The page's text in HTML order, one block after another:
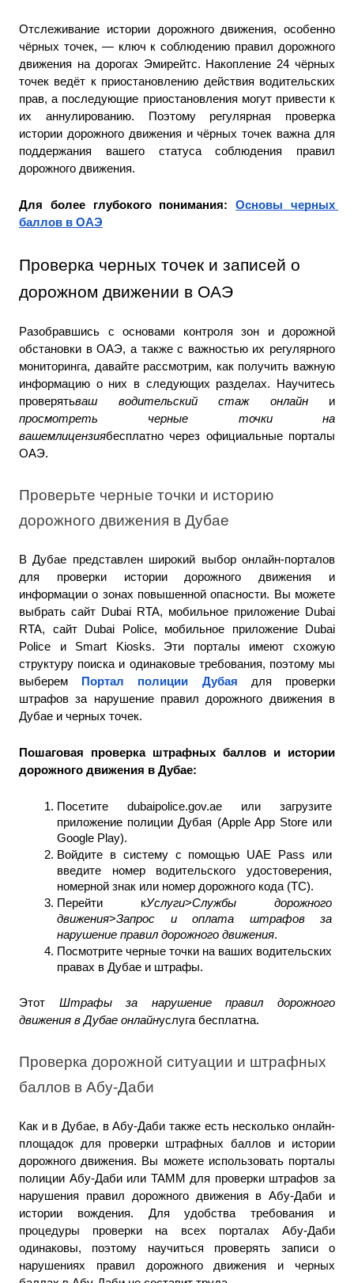
Отслеживание истории дорожного движения, особенно
чёрных точек, — ключ к соблюдению правил дорожного
движения на дорогах Эмирейтс. Накопление 24 чёрных
точек ведёт к приостановлению действия водительских
прав, а последующие приостановления могут привести к
их аннулированию. Поэтому регулярная проверка
истории дорожного движения и чёрных точек важна для
поддержания вашего статуса соблюдения правил
дорожного движения.
Для более глубокого понимания: Основы черных
баллов в ОАЭ
Проверка черных точек и записей о
дорожном движении в ОАЭ
Разобравшись с основами контроля зон и дорожной
обстановки в ОАЭ, а также с важностью их регулярного
мониторинга, давайте рассмотрим, как получить важную
информацию о них в следующих разделах. Научитесь
проверятьваш водительский стаж онлайн
просмотреть черные точки на
вашемлицензиябесплатно через официальные порталы
ОАЭ.
Проверьте черные точки и историю
дорожного движения в Дубае
В Дубае представлен широкий выбор онлайн-порталов
для проверки истории дорожного движения и
информации о зонах повышенной опасности. Вы можете
выбрать сайт Dubai RTA, мобильное приложение Dubai
RTA, сайт Dubai Police, мобильное приложение Dubai
Police и Smart Kiosks. Эти порталы имеют схожую
структуру поиска и одинаковые требования, поэтому мы
выберем
Портал полиции Дубая для проверки
штрафов за нарушение правил дорожного движения в
Дубае и черных точек.
Пошаговая проверка штрафных баллов и истории
дорожного движения в Дубае:
Посетите dubaipolice.gov.ae или загрузите
приложение полиции Дубая (Apple App Store или
Google Play).
Войдите в систему с помощью UAE Pass или
введите номер водительского удостоверения,
номерной знак или номер дорожного кода (TC).
Перейти кУслуги>Службы дорожного
движения>Запрос и оплата штрафов за
нарушение правил дорожного движения.
Посмотрите черные точки на ваших водительских
правах в Дубае и штрафы.
Этот Штрафы за нарушение правил дорожного
движения в Дубае онлайнуслуга бесплатна.
Проверка дорожной ситуации и штрафных
баллов в Абу-Даби
Как и в Дубае, в Абу-Даби также есть несколько онлайн-
площадок для проверки штрафных баллов и истории
дорожного движения. Вы можете использовать порталы
полиции Абу-Даби или TAMM для проверки штрафов за
нарушения правил дорожного движения в Абу-Даби и
истории вождения. Для удобства требования и
процедуры проверки на всех порталах Абу-Даби
одинаковы, поэтому научиться проверять записи о
нарушениях правил дорожного движения и черных